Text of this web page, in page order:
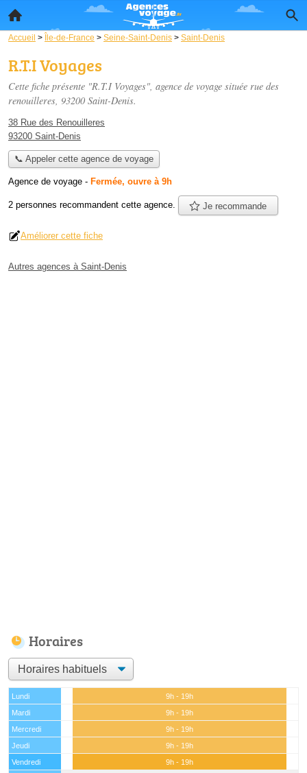
Accueil > Île-de-France > Seine-Saint-Denis > Saint-Denis
R.T.I Voyages
Cette fiche présente "R.T.I Voyages", agence de voyage située rue des
renouilleres, 93200 Saint-Denis.
38 Rue des Renouilleres
93200 Saint-Denis
📞 Appeler cette agence de voyage
Agence de voyage - Fermée, ouvre à 9h
2 personnes recommandent cette agence. Je recommande
Améliorer cette fiche
Autres agences à Saint-Denis
Horaires
Lundi
9h - 19h
Mardi
9h - 19h
Mercredi
9h - 19h
Jeudi
9h - 19h
Vendredi
9h - 19h